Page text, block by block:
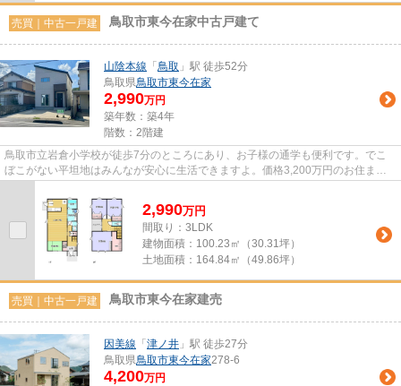
売買｜中古一戸建 鳥取市東今在家中古戸建て
山陰本線 「鳥取 」駅 徒歩52分
鳥取県鳥取市東今在家
2,990万円
築年数：築4年
階数：2階建
鳥取市立岩倉小学校が徒歩7分のところにあり、お子様の通学も便利です。でこ
ぼこがない平坦地はみんなが安心に生活できますよ。価格3,200万円のお住まい
はこちらです。建物面積100.23...
2,990万円
間取り：3LDK
建物面積： 100.23㎡（30.31坪）
土地面積： 164.84㎡（49.86坪）
売買｜中古一戸建 鳥取市東今在家建売
因美線 「津ノ井 」駅 徒歩27分
鳥取県鳥取市東今在家278-6
4,200万円